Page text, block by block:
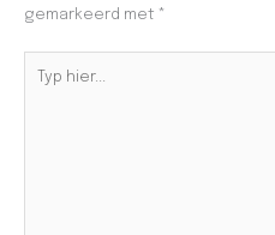
gemarkeerd met *
hier...